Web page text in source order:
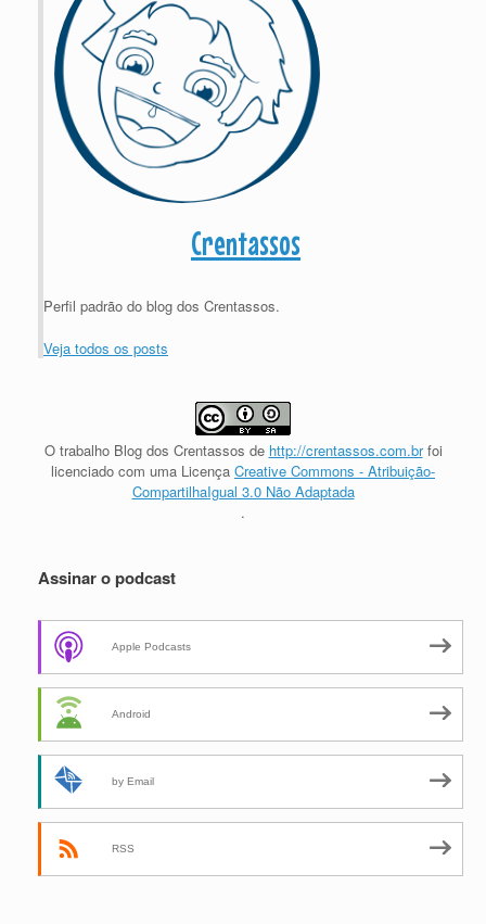
Crentassos
Perfil padrão do blog dos Crentassos.
Veja todos os posts
O trabalho Blog dos Crentassos de http://crentassos.com.brfoi
licenciado com uma Licença Creative Commons - Atribuição-
CompartilhaIgual 3.0 Não Adaptada
.
Assinar o podcast
Apple Podcasts
Android
by Email
RSS